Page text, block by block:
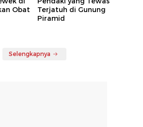
Obat
Terjatuh di Gunung
Piramid
Selengkapnya